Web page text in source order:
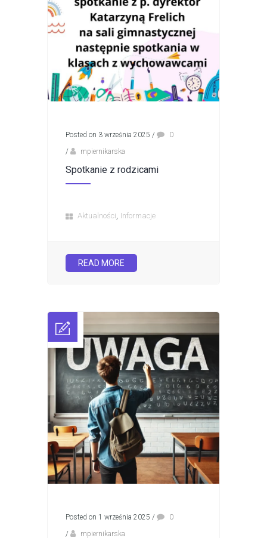
Posted on 3 września 2025 /
0
/
mpiernikarska
Spotkanie z rodzicami
Aktualności Informacje
READ MORE
Posted on 1 września 2025 /
0
/
mpiernikarska